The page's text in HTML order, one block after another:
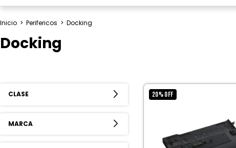
Inicio > Perifericos > Docking
Docking
CLASE
MARCA
20%OFF